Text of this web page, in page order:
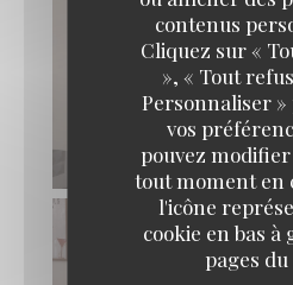
contenus
Cliquez sur «
», « Tout
Personnaliser
vos
pouvez modifier
tout moment en
l'icône
cookie en bas à
pages du